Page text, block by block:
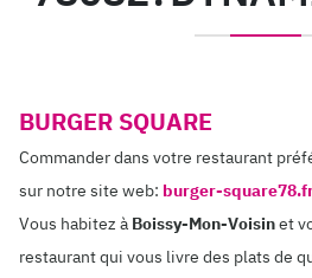
BURGER SQUARE
Commander dans votre restaurant
sur notre site web: burger-
Vous habitez à Boissy-Mon-Voisinet
restaurant qui vous livre des plats de